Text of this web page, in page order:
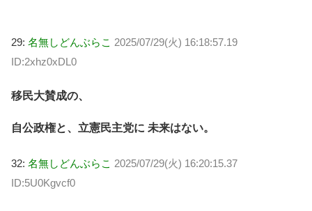
29: 名無しどんぶらこ 2025/07/29(火) 16:18:57.19
ID:2xhz0xDL0
移民大賛成の、
自公政権と、立憲民主党に 未来はない。
32: 名無しどんぶらこ 2025/07/29(火) 16:20:15.37
ID:5U0Kgvcf0